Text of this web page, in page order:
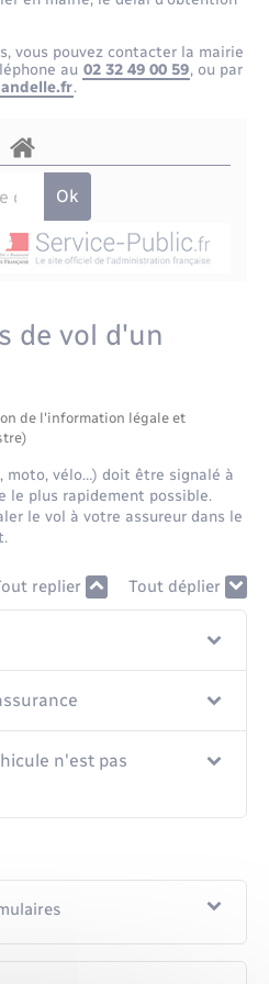
de l’espace
vous pouvez contacter la mairie
au 02 32 49 00 59, ou par
.
de vol d'un
de l'information légale et
moto, vélo…) doit être signalé à
le plus rapidement possible.
le vol à votre assureur dans le
replier Tout déplier
n'est pas